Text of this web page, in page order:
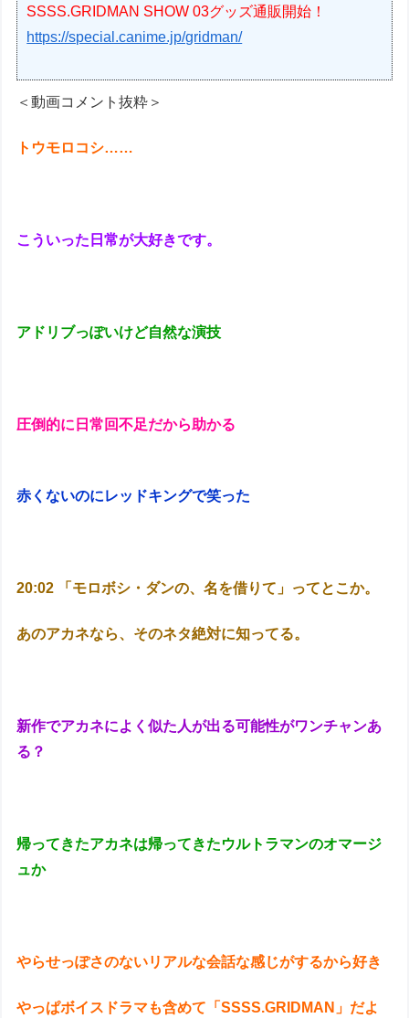
SSSS.GRIDMAN SHOW 03グッズ通販開始！
https://special.canime.jp/gridman/
＜動画コメント抜粋＞
トウモロコシ……
こういった日常が大好きです。
アドリブっぽいけど自然な演技
圧倒的に日常回不足だから助かる
赤くないのにレッドキングで笑った
20:02 「モロボシ・ダンの、名を借りて」ってとこか。
あのアカネなら、そのネタ絶対に知ってる。
新作でアカネによく似た人が出る可能性がワンチャンあ
る？
帰ってきたアカネは帰ってきたウルトラマンのオマージ
ュか
やらせっぽさのないリアルな会話な感じがするから好き
やっぱボイスドラマも含めて「SSSS.GRIDMAN」だよ